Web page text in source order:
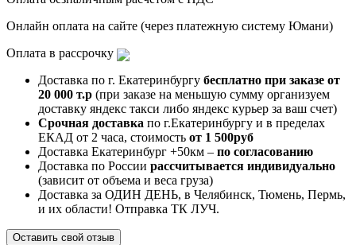
Онлайн оплата на сайте (через платежную систему Юмани)
Оплата в рассрочку
Доставка по г. Екатеринбургу бесплатно при заказе от
20 000 т.р (при заказе на меньшую сумму организуем
доставку яндекс такси либо яндекс курьер за ваш счет)
Срочная доставка по г.Екатеринбургу и в пределах
ЕКАД от 2 часа, стоимость от 1 500руб
Доставка Екатеринбург +50км – по согласованию
Доставка по России рассчитывается индивидуально
(зависит от объема и веса груза)
Доставка за ОДИН ДЕНЬ, в Челябинск, Тюмень, Пермь,
и их области! Отправка ТК ЛУЧ.
Оставить свой отзыв